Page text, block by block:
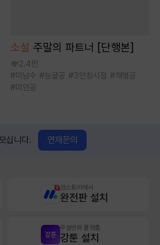
소설 주말의 파트너 [단행본]
2.4만
#미남수 #능글공 #3인칭시점 #재벌공
#미인공
십니다. 연재문의
원스토어에서
완전판 설치
무협만화 플랫폼
강툰 설치